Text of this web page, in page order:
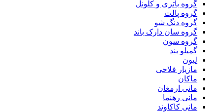
گروه باتری و کلونل
گروه پالت
گروه دنگ شو
گروه سان دارک باند
گروه سون
گمیلو بند
لیون
مازیار فلاحی
ماکان
مانی ارمغان
مانی رهنما
مانی کاکاوند